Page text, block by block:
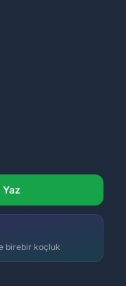
birebir koçluk